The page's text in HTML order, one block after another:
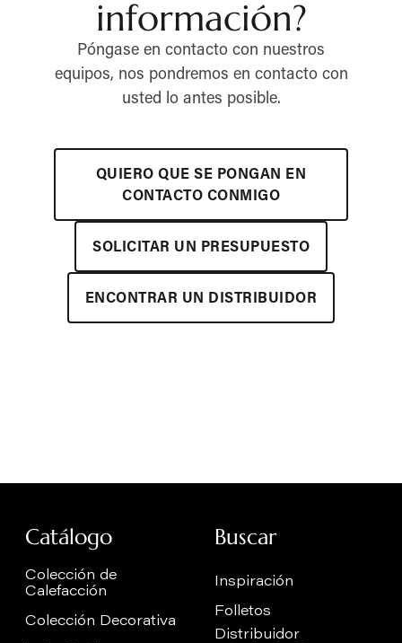
información?
Póngase en contacto con nuestros
equipos, nos pondremos en contacto con
usted lo antes posible.
QUIERO QUE SE PONGAN EN
CONTACTO CONMIGO
SOLICITAR UN PRESUPUESTO
ENCONTRAR UN DISTRIBUIDOR
Catálogo
Colección de
Calefacción
Colección Decorativa
Buscar
Inspiración
Folletos
Distribuidor